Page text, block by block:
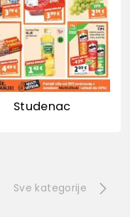
Studenac
Sve kategorije